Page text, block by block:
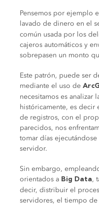
Pensemos por ejemplo
lavado de dinero en el
común usada por los
cajeros automáticos y
sobrepasen un monto
Este patrón, puede ser
mediante el uso de
necesitamos es analizar
históricamente, es
de registros, con el
parecidos, nos
tomar días
servidor.
Sin embargo,
orientados a Big Data,
decir, distribuir el
servidores, el tiempo de